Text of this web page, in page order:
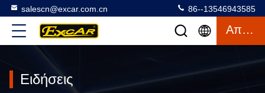
salescn@excar.com.cn 86--13546943585
Απόσπασμα
Ειδήσεις